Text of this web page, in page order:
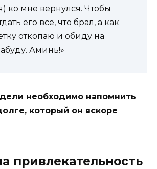
ко мне вернулся. Чтобы
его всё, что брал, а как
откопаю и обиду на
Аминь!»
необходимо напомнить
который он вскоре
привлекательность